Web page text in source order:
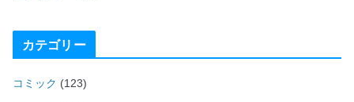
カテゴリー
コミック (123)